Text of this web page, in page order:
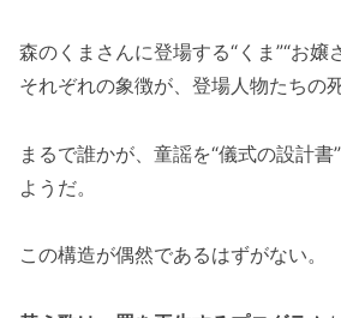
森のくまさんに登場する“くま”“お嬢
それぞれの象徴が、登場人物たちの
まるで誰かが、童謡を“儀式の設計
ようだ。
この構造が偶然であるはずがない。